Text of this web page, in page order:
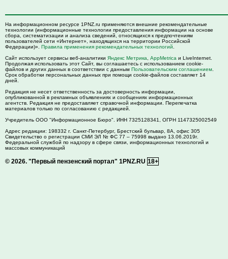
На информационном ресурсе 1PNZ.ru применяются внешние рекомендательные
технологии (информационные технологии предоставления информации на основе
сбора, систематизации и анализа сведений, относящихся к предпочтениям
пользователей сети «Интернет», находящихся на территории Российской
Федерации)». Правила применения рекомендательных технологий
Сайт использует сервисы веб-аналитики Яндекс Метрика AppMetrica и LiveInternet.
Продолжая использовать этот Сайт, вы соглашаетесь с использованием cookie-
файлов и других данных в соответствии с данным Пользовательским соглашением
Срок обработки персональных данных при помощи cookie-файлов составляет 14
дней.
Редакция не несет ответственность за достоверность информации,
опубликованной в рекламных объявлениях и сообщениях информационных
агентств. Редакция не предоставляет справочной информации. Перепечатка
материалов только по согласованию с редакцией.
Учредитель ООО "Информационное Бюро". ИНН 7325128341, ОГРН 1147325002549
Адрес редакции: 198332 г. Санкт-Петербург, Брестский бульвар, 8А, офис 305
Свидетельство о регистрации СМИ ЭЛ № ФС 77 – 75998 выдано 13.06.2019г.
Федеральной службой по надзору в сфере связи, информационных технологий и
массовых коммуникаций
© 2026. "Первый пензенский портал" 1PNZ.RU 18+